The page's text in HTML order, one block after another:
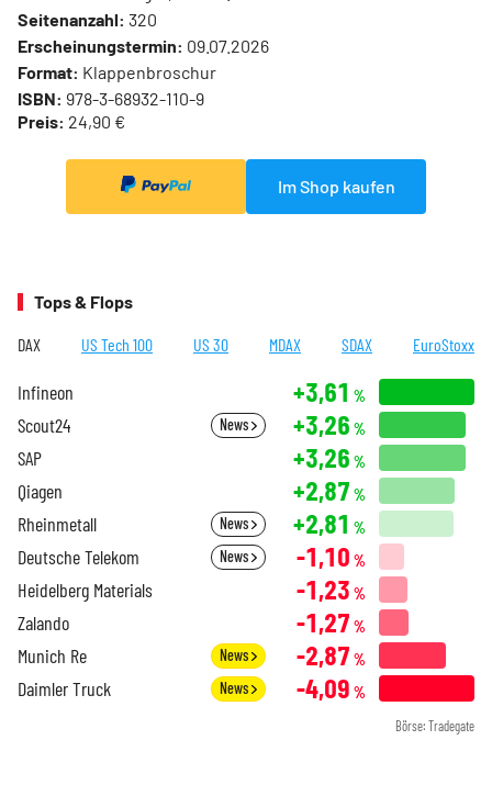
Seitenanzahl: 320
Erscheinungstermin: 09.07.2026
Format: Klappenbroschur
ISBN: 978-3-68932-110-9
Preis: 24,90 €
Im Shop kaufen
Tops & Flops
DAX US Tech 100 US 30 MDAX SDAX EuroStoxx
Infineon +3,61 %
Scout24 News +3,26 %
SAP +3,26 %
Qiagen +2,87 %
Rheinmetall News +2,81 %
Deutsche Telekom News -1,10 %
Heidelberg Materials -1,23 %
Zalando -1,27 %
Munich Re News -2,87 %
Daimler Truck News -4,09 %
Börse: Tradegate